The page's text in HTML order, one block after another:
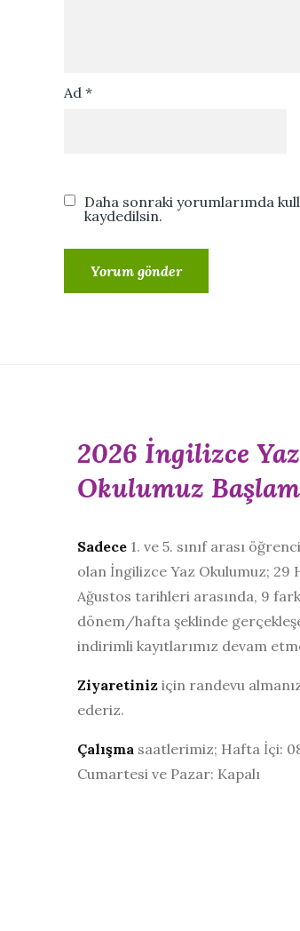
Ad *
Daha sonraki yorumlarımda
kaydedilsin.
2026 İngilizce Yaz
Okulumuz
Sadece 1. ve 5. sınıf arası
olan İngilizce Yaz Okulumuz; 29
Ağustos tarihleri arasında, 9
dönem/hafta şeklinde
indirimli kayıtlarımız devam
Ziyaretiniz için randevu
ederiz.
Çalışma saatlerimiz; Hafta İçi:
Cumartesi ve Pazar: Kapalı